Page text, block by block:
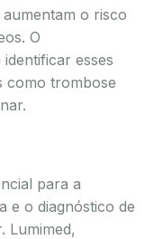
o risco
O
esses
como trombose
para a
e o diagnóstico de
Lumimed,